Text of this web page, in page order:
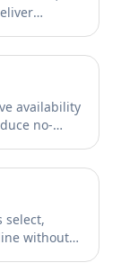
availability
no-
select,
without